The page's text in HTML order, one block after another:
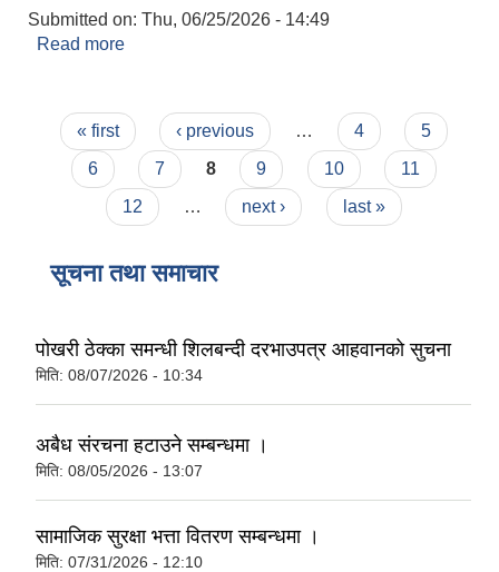
Submitted on: Thu, 06/25/2026 - 14:49
Read more
Pages
« first ‹ previous … 4
5
6
7 8 9 10
11
12
… next › last »
सूचना तथा समाचार
पोखरी ठेक्का समन्धी शिलबन्दी दरभाउपत्र आहवानकाे सुचना
मिति: 08/07/2026 - 10:34
अबैध संरचना हटाउने सम्बन्धमा ।
मिति: 08/05/2026 - 13:07
सामाजिक सुरक्षा भत्ता वितरण सम्बन्धमा ।
मिति: 07/31/2026 - 12:10